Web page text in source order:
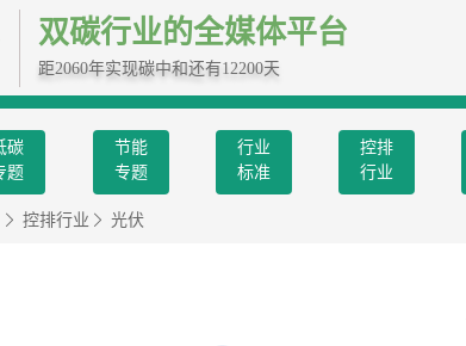
双碳行业的全媒体平台
距2060年实现碳中和还有12200天
碳
题
节能
专题
行业
标准
控排
行业
控排行业 光伏